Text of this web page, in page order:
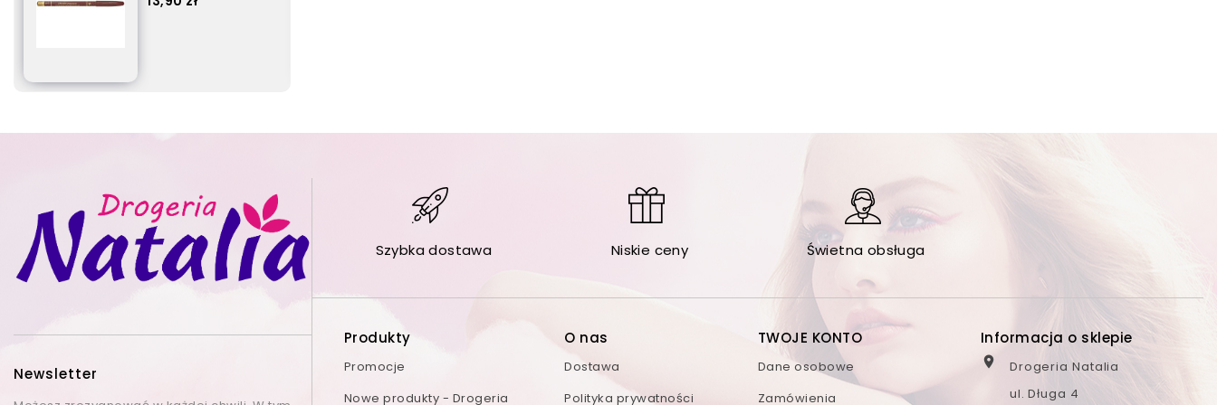
Newsletter
Szybka dostawa Niskie ceny Świetna obsługa
Produkty
Promocje
Nowe produkty - Drogeria
O nas
Dostawa
Polityka prywatności
TWOJE KONTO
Dane osobowe
Zamówienia
Informacja o sklepie

Drogeria Natalia
ul. Długa 4